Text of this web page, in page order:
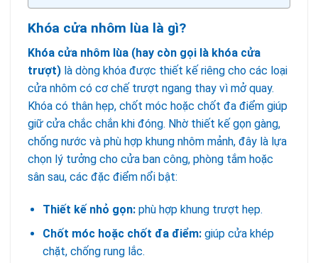
Khóa cửa nhôm lùa là gì?
Khóa cửa nhôm lùa (hay còn gọi là khóa cửa
trượt) là dòng khóa được thiết kế riêng cho các loại
cửa nhôm có cơ chế trượt ngang thay vì mở quay.
Khóa có thân hẹp, chốt móc hoặc chốt đa điểm giúp
giữ cửa chắc chắn khi đóng. Nhờ thiết kế gọn gàng,
chống nước và phù hợp khung nhôm mảnh, đây là lựa
chọn lý tưởng cho cửa ban công, phòng tắm hoặc
sân sau, các đặc điểm nổi bật:
Thiết kế nhỏ gọn:phù hợp khung trượt hẹp.
Chốt móc hoặc chốt đa điểm:giúp cửa khép
chặt, chống rung lắc.